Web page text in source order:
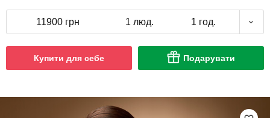
11900 грн 1 люд. 1 год.
Купити для себе Подарувати